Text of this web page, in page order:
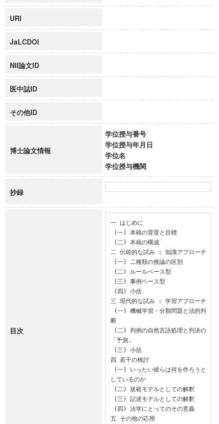
URI
JaLCDOI
NII論文ID
医中誌ID
その他ID
博士論文情報
学位授与番号
学位授与年月日
学位名
学位授与機関
抄録
目次
一 はじめに
二 伝統的な試み : 知識アプローチ
三 現代的な試み : 学習アプローチ
断
「予測」
四 若干の検討
しているのか
五 その他の応用